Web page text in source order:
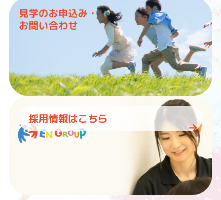
見学のお申込み・
お問い合わせ
採用情報はこちら